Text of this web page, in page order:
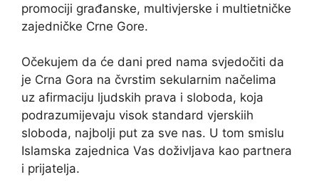
promociji građanske, multivjerske i multietničke
zajedničke Crne Gore.
Očekujem da će dani pred nama svjedočiti da
je Crna Gora na čvrstim sekularnim načelima
uz afirmaciju ljudskih prava i sloboda, koja
podrazumijevaju visok standard vjerskiih
sloboda, najbolji put za sve nas. U tom smislu
Islamska zajednica Vas doživljava kao partnera
i prijatelja.